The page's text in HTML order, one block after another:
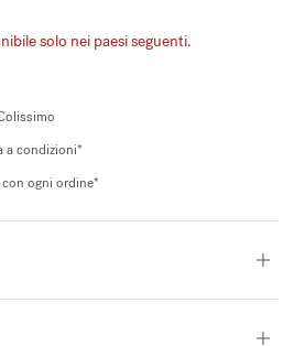
solo nei paesi seguenti.
a condizioni*
con ogni ordine*